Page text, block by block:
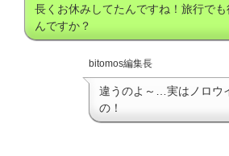
長くお休みしてたんですね！旅行でも
んですか？
bitomos編集長
違うのよ～…実はノロウ
の！